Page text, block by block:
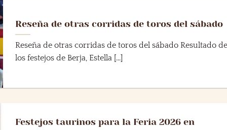
Reseña de otras corridas de toros del sábado
Reseña de otras corridas de toros del sábado Resultado de
los festejos de Berja, Estella [...]
Festejos taurinos para la Feria 2026 en